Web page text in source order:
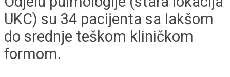
UKC) su 34 pacijenta sa lakšom
do srednje teškom kliničkom
formom.